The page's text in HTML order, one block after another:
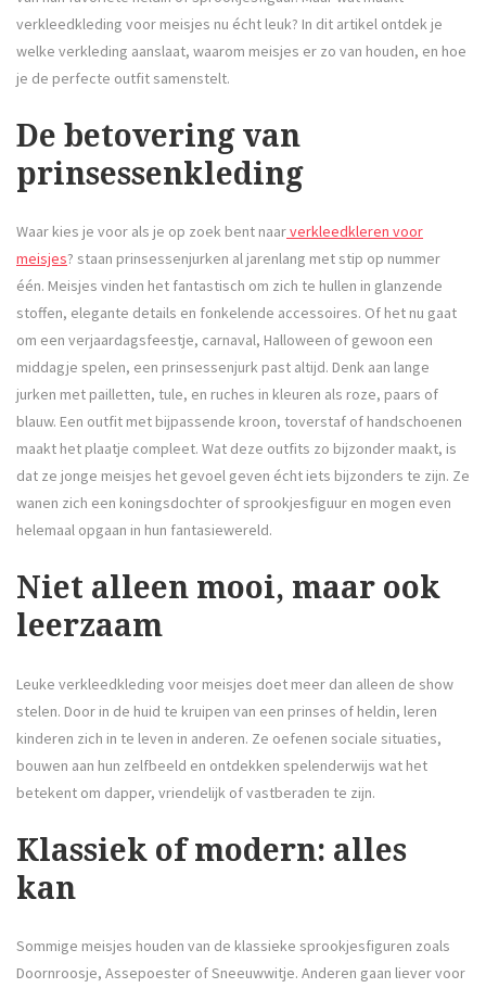
verkleedkleding voor meisjes nu écht leuk? In dit artikel ontdek je
welke verkleding aanslaat, waarom meisjes er zo van houden, en hoe
je de perfecte outfit samenstelt.
De betovering van
prinsessenkleding
Waar kies je voor als je op zoek bent naarverkleedkleren voor
meisjes? staan prinsessenjurken al jarenlang met stip op nummer
één. Meisjes vinden het fantastisch om zich te hullen in glanzende
stoffen, elegante details en fonkelende accessoires. Of het nu gaat
om een verjaardagsfeestje, carnaval, Halloween of gewoon een
middagje spelen, een prinsessenjurk past altijd. Denk aan lange
jurken met pailletten, tule, en ruches in kleuren als roze, paars of
blauw. Een outfit met bijpassende kroon, toverstaf of handschoenen
maakt het plaatje compleet. Wat deze outfits zo bijzonder maakt, is
dat ze jonge meisjes het gevoel geven écht iets bijzonders te zijn. Ze
wanen zich een koningsdochter of sprookjesfiguur en mogen even
helemaal opgaan in hun fantasiewereld.
Niet alleen mooi, maar ook
leerzaam
Leuke verkleedkleding voor meisjes doet meer dan alleen de show
stelen. Door in de huid te kruipen van een prinses of heldin, leren
kinderen zich in te leven in anderen. Ze oefenen sociale situaties,
bouwen aan hun zelfbeeld en ontdekken spelenderwijs wat het
betekent om dapper, vriendelijk of vastberaden te zijn.
Klassiek of modern: alles
kan
Sommige meisjes houden van de klassieke sprookjesfiguren zoals
Doornroosje, Assepoester of Sneeuwwitje. Anderen gaan liever voor